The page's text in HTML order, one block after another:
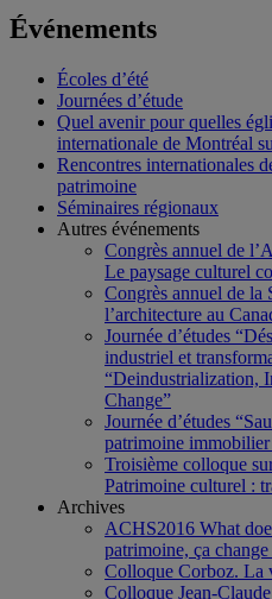
Événements
Écoles d’été
Journées d’étude
Quel avenir pour quelles
internationale de Montréal
Rencontres internationales
patrimoine
Séminaires régionaux
Autres événements
Congrès annuel de
Le paysage culturel
Congrès annuel de la
l’architecture au
Journée d’études
industriel et
“Deindustrialization,
Change”
Journée d’études
patrimoine immobilier
Troisième colloque
Patrimoine culturel :
Archives
ACHS2016 What
patrimoine, ça
Colloque Corboz. La
Colloque Jean-